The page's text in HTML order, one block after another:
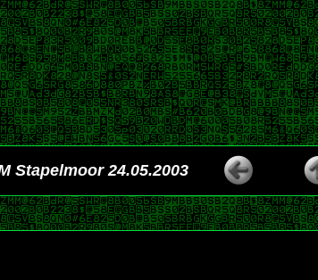
Stapelmoor 24.05.2003